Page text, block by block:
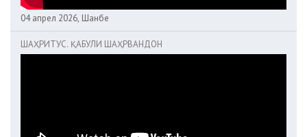
04 апрел 2026, Шанбе
ШАҲРИТУС. ҚАБУЛИ ШАҲРВАНДОН